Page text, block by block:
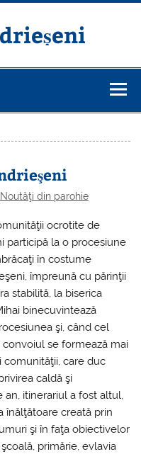
Noutăţi din parohie
ocrotite de
participă la o procesiune
în costume
împreună cu părinţii
stabilită, la biserica
binecuvintează
şi, când cel
se formează mai
comunităţii, care duc
caldă şi
an, itinerariul a fost altul,
înălţătoare creată prin
şi în faţa obiectivelor
primărie, evlavia